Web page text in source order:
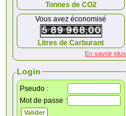
Tonnes de CO2
Vous avez économisé
Litres de Carburant
En savoir plus
Login
Pseudo :
Mot de passe :